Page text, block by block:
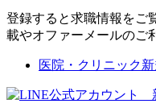
登録すると求職情報をご
載やオファーメールのご
医院・クリニック